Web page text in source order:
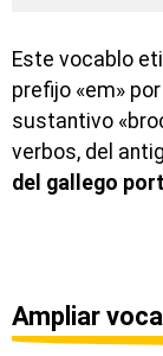
Este vocablo
prefijo «em»
sustantivo
verbos, del
del gallego
Ampliar